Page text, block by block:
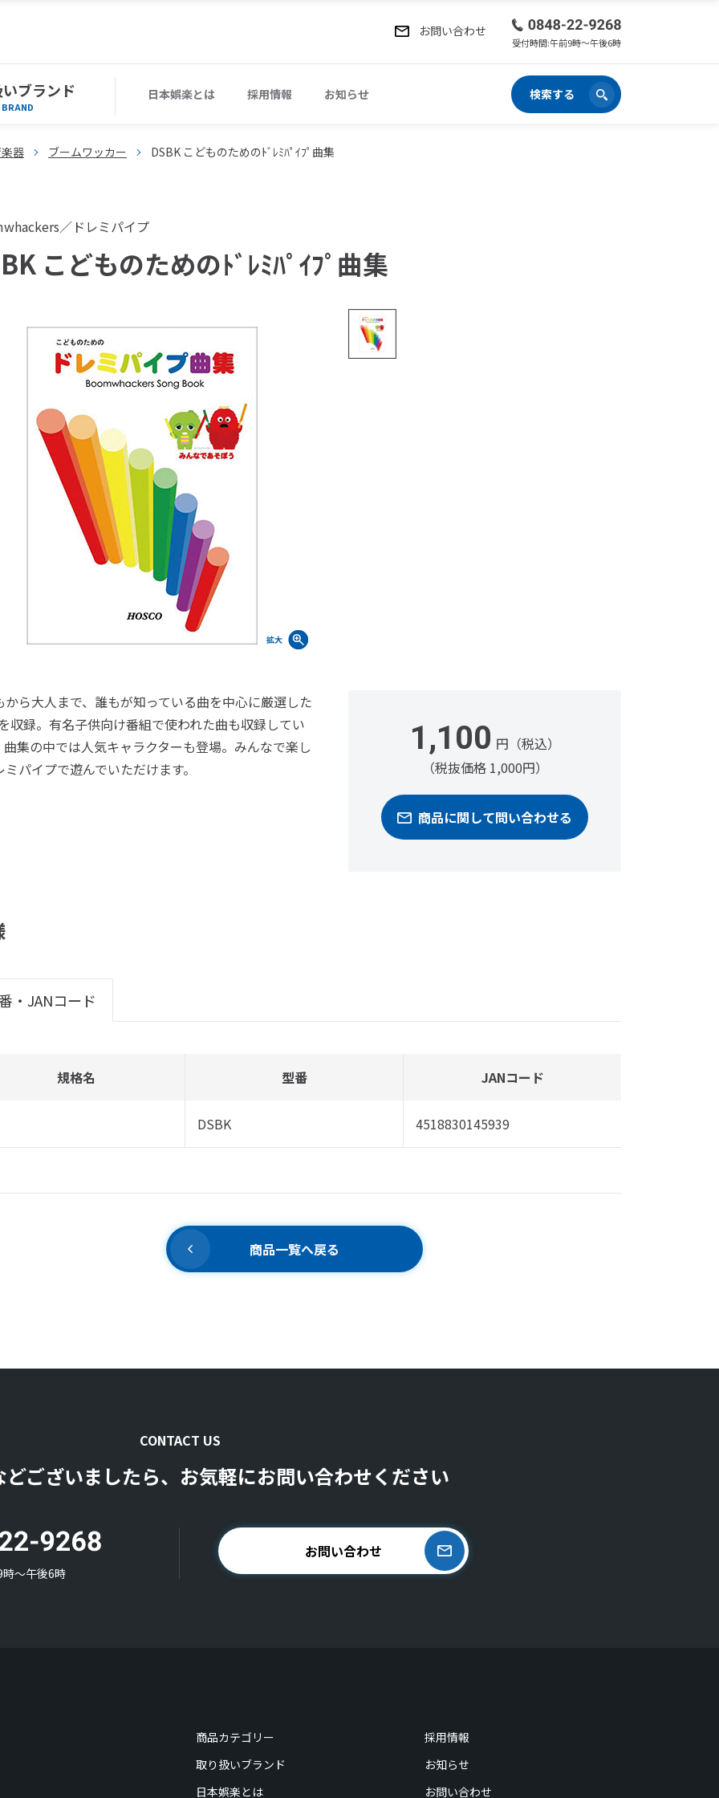
お問い合わせ
受付時間:午前9時〜午後6時
ブランド
BRAND
日本娯楽とは 採用情報 お知らせ 検索する
器 ブームワッカー DSBK こどものためのﾄﾞﾚﾐﾊﾟｲﾌﾟ曲集
／ドレミパイプ
こどものためのﾄﾞﾚﾐﾊﾟｲﾌﾟ曲集
から大人まで、誰もが知っている曲を中心に厳選した
収録。有名子供向け番組で使われた曲も収録してい
曲集の中では人気キャラクターも登場。みんなで楽し
パイプで遊んでいただけます。
1,100 円（税込）
（税抜価格 1,000円）
商品に関して問い合わせる
・JANコード
規格名 型番 JANコード
DSBK 4518830145939
商品一覧へ戻る
CONTACT US
ございましたら、お気軽にお問い合わせください
〜午後6時
お問い合わせ
商品カテゴリー
採用情報
取り扱いブランド
お知らせ
日本娯楽とは
お問い合わせ